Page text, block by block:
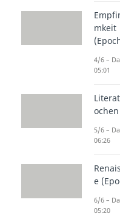
mkeit
4/6 –
05:01
ochen
5/6 –
06:26
e
6/6 –
05:20